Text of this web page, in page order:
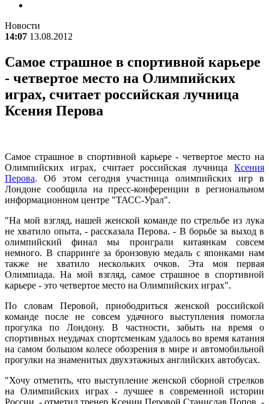
Новости
14:07 13.08.2012
Самое страшное в спортивной карьере
- четвертое место на Олимпийских
играх, считает российская лучница
Ксения Перова
Самое страшное в спортивной карьере - четвертое место на
Олимпийских играх, считает российская лучница Ксения
Перова. Об этом сегодня участница олимпийских игр в
Лондоне сообщила на пресс-конференции в региональном
информационном центре "ТАСС-Урал".
"На мой взгляд, нашей женской команде по стрельбе из лука
не хватило опыта, - рассказала Перова. - В борьбе за выход в
олимпийский финал мы проиграли китаянкам совсем
немного. В спарринге за бронзовую медаль с японками нам
также не хватило нескольких очков. Эта моя первая
Олимпиада. На мой взгляд, самое страшное в спортивной
карьере - это четвертое место на Олимпийских играх".
По словам Перовой, приободриться женской российской
команде после не совсем удачного выступления помогла
прогулка по Лондону. В частности, забыть на время о
спортивных неудачах спортсменкам удалось во время катания
на самом большом колесе обозрения в мире и автомобильной
прогулки на знаменитых двухэтажных английских автобусах.
"Хочу отметить, что выступление женской сборной стрелков
на Олимпийских играх - лучшее в современной истории
России, - отметил тренер Ксении Перовой Станислав Попов. -